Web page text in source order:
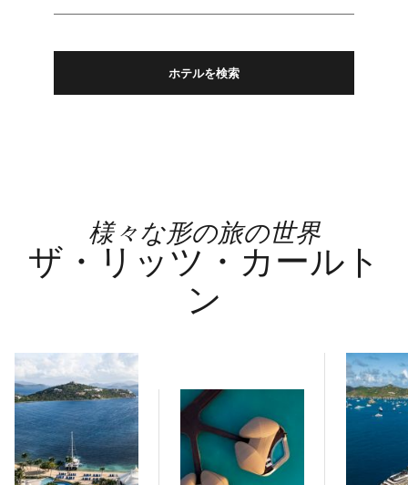
ホテルを検索
様々な形の旅の世界
ザ・リッツ・カールト
ン